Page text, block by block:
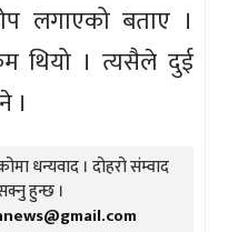
लगाएको बताए ।
थियो । त्यसैले दुई
।
धन्यवाद । दोहरो संम्वाद
हुन्छ ।